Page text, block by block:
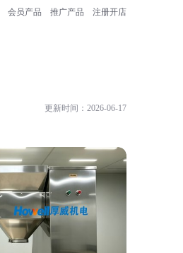
会员产品 推广产品 注册开店
更新时间：2026-06-17